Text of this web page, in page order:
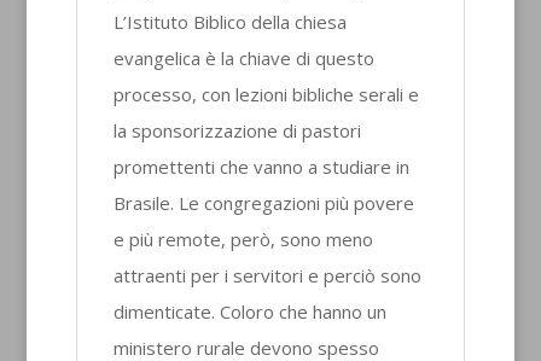
L’Istituto Biblico della chiesa
evangelica è la chiave di questo
processo, con lezioni bibliche serali e
la sponsorizzazione di pastori
promettenti che vanno a studiare in
Brasile. Le congregazioni più povere
e più remote, però, sono meno
attraenti per i servitori e perciò sono
dimenticate. Coloro che hanno un
ministero rurale devono spesso